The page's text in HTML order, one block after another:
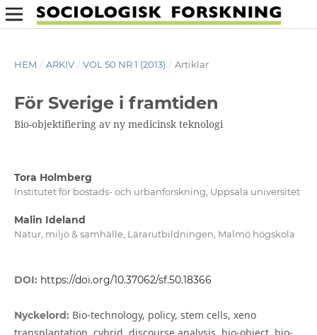
HEM / ARKIV / VOL 50 NR 1 (2013) / Artiklar
För Sverige i framtiden
Bio-objektifiering av ny medicinsk teknologi
Tora Holmberg
Institutet för bostads- och urbanforskning, Uppsala universitet
Malin Ideland
Natur, miljö & samhälle, Lärarutbildningen, Malmö högskola
DOI: https://doi.org/10.37062/sf.50.18366
Nyckelord: Bio-technology, policy, stem cells, xeno